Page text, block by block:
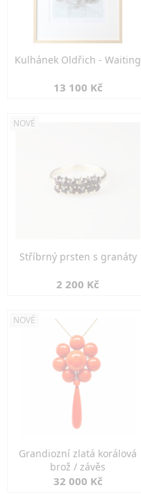
Kulhánek Oldřich - Waiting
13 100 Kč
NOVÉ
Stříbrný prsten s granáty
2 200 Kč
NOVÉ
Grandiozní zlatá korálová
brož / závěs
32 000 Kč